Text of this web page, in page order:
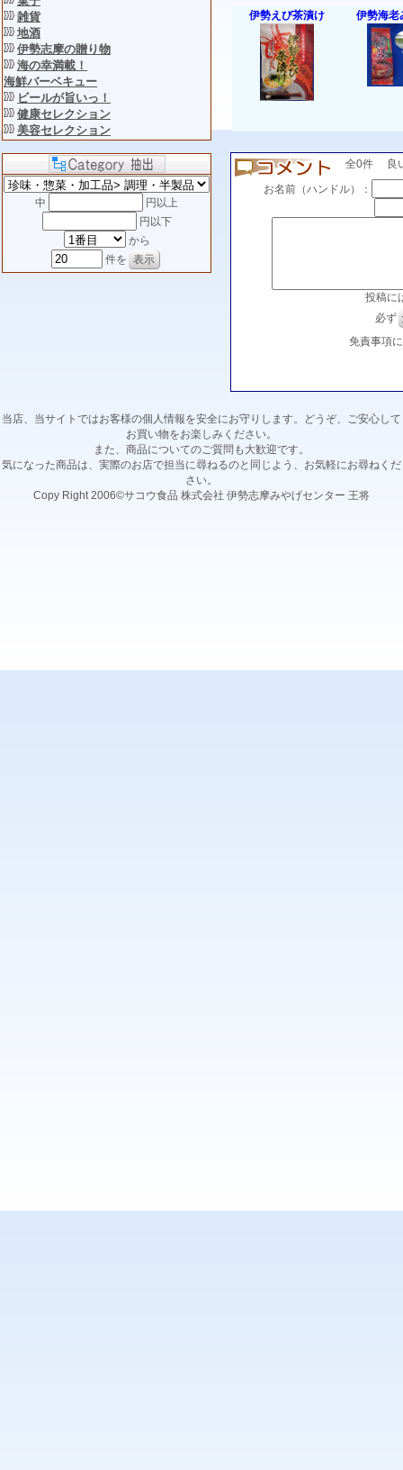
雑貨
地酒
伊勢志摩の贈り物
海の幸満載！
海鮮バーベキュー
ビールが旨いっ！
健康セレクション
美容セレクション
中
円以上
円以下
から
件を
伊勢えび茶漬け
伊勢海老
全0件 良
お名前（ハンドル）：
投稿に
必ず
免責事項
当店、当サイトではお客様の個人情報を安全にお守りします。どうぞ、ご安心して
お買い物をお楽しみください。
また、商品についてのご質問も大歓迎です。
気になった商品は、実際のお店で担当に尋ねるのと同じよう、お気軽にお尋ねくだ
さい。
Copy Right 2006©サコウ食品 株式会社 伊勢志摩みやげセンター 王将